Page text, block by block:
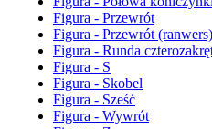
Figura - Przewrót
Figura - Przewrót (ranwers)
Figura - Runda
Figura - S
Figura - Skobel
Figura - Sześć
Figura - Wywrót